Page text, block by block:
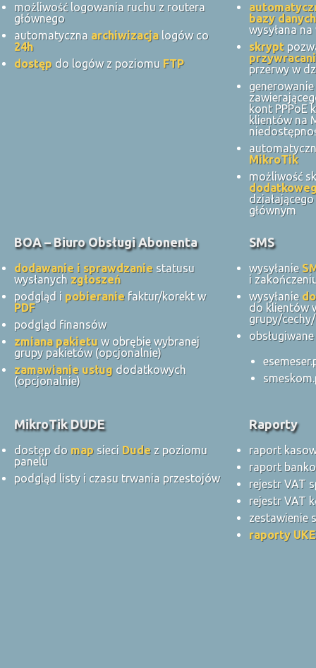
możliwość logowania ruchu z routera
głównego
automatyczna archiwizacjalogów co
24h
dostęp do logów z poziomu FTP
bazy danych
wysyłana
skrypt
przerwy w
kont PPPoE
klientów na
MikroTik
możliwość
głównym
BOA – Biuro Obsługi Abonenta
dodawanie i sprawdzanie statusu
wysłanych zgłoszeń
podgląd i pobieranie faktur/korekt w
PDF
podgląd finansów
zmiana pakietu w obrębie wybranej
grupy pakietów (opcjonalnie)
zamawianie usług dodatkowych
(opcjonalnie)
SMS
wysyłanie
i
wysyłanie
do klientów
grupy/
MikroTik DUDE
dostęp do map sieci Dude z poziomu
panelu
podgląd listy i czasu trwania przestojów
Raporty
raport
raport
rejestr VAT
rejestr VAT
zestawienie
raporty UKE